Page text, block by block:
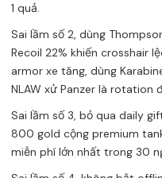
1 quả.
Sai lầm số 2, dùng
Recoil 22% khiến crosshair
armor xe tăng, dùng
NLAW xử Panzer là rotation
Sai lầm số 3, bỏ qua daily
800 gold cộng premium
miễn phí lớn nhất trong 30